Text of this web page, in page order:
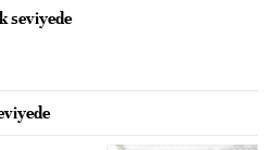
seviyede